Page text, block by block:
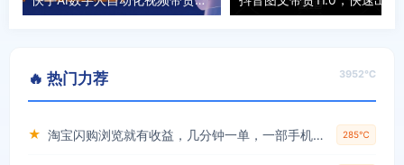
🔥 热门力荐 3952℃
★ 淘宝闪购浏览就有收益，几分钟一单，一部手机就可操作，操作简单，小白轻松日入3张【揭秘】 285℃